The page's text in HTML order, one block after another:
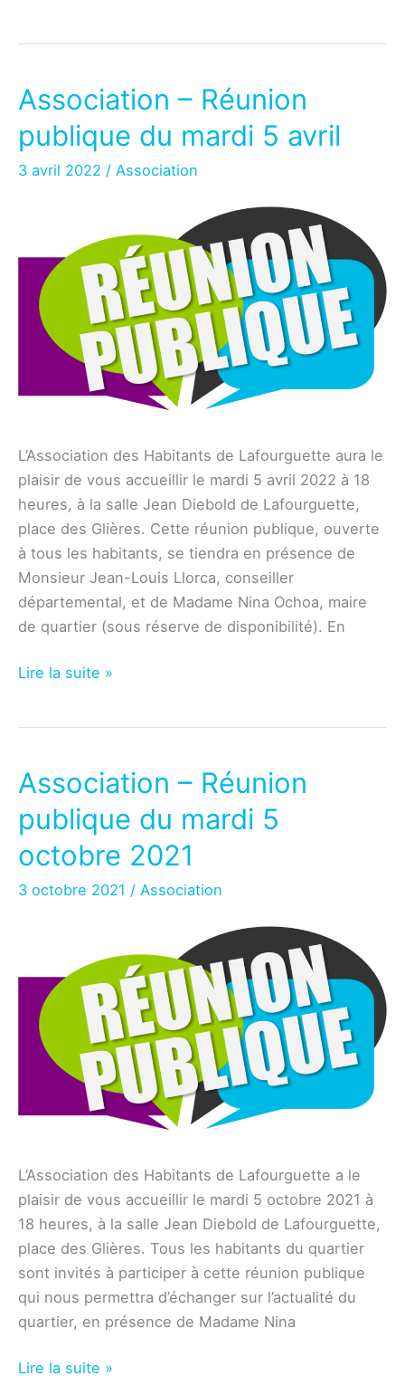
du
mardi
3
Association – Réunion
publique du mardi 5 avril
3 avril 2022 / Association
L’Association des Habitants de Lafourguette aura le
plaisir de vous accueillir le mardi 5 avril 2022 à 18
heures, à la salle Jean Diebold de Lafourguette,
place des Glières. Cette réunion publique, ouverte
à tous les habitants, se tiendra en présence de
Monsieur Jean-Louis Llorca, conseiller
départemental, et de Madame Nina Ochoa, maire
de quartier (sous réserve de disponibilité). En
Association
du
mardi
5
Lire la suite »
Association – Réunion
publique du mardi 5
octobre 2021
3 octobre 2021 / Association
L’Association des Habitants de Lafourguette a le
plaisir de vous accueillir le mardi 5 octobre 2021 à
18 heures, à la salle Jean Diebold de Lafourguette,
place des Glières. Tous les habitants du quartier
sont invités à participer à cette réunion publique
qui nous permettra d’échanger sur l’actualité du
quartier, en présence de Madame Nina
Association
Lire la suite »